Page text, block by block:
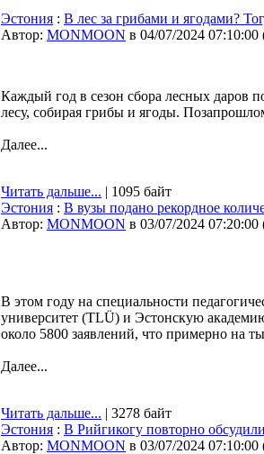
Эстония : В лес за грибами и ягодами?
Автор: MONMOON в 04/07/2024 07:10:00
Каждый год в сезон сбора лесных даров
лесу, собирая грибы и ягоды.
Далее...
Читать дальше... | 1095 байт
Эстония : В вузы подано рекордное
Автор: MONMOON в 03/07/2024 07:20:00
В этом году на специальности
университет (TLÜ) и Эстонскую
около 5800 заявлений, что примерно на
Далее...
Читать дальше... | 3278 байт
Эстония : В Рийгикогу повторно
Автор: MONMOON в 03/07/2024 07:10:00